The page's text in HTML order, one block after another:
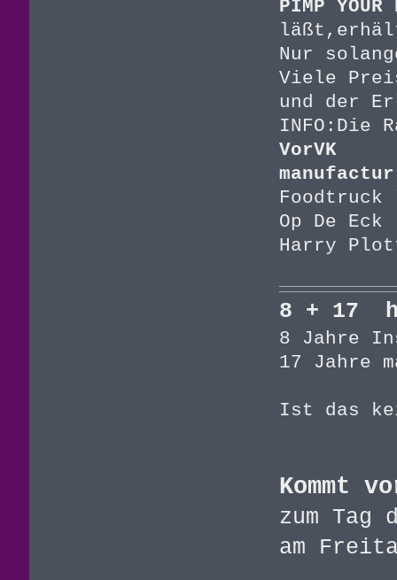
PIMP YOUR
Nur
Viele
und der
INFO:Die
VorVK
manufactur
Foodtruck
Op De Eck
Harry
8 + 17
8 Jahre
17 Jahre
Ist das
Kommt
zum Tag
am